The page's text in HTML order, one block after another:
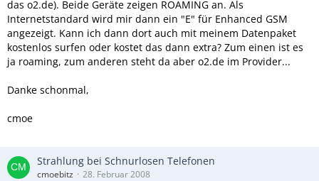
das o2.de). Beide Geräte zeigen ROAMING an. Als
Internetstandard wird mir dann ein "E" für Enhanced GSM
angezeigt. Kann ich dann dort auch mit meinem Datenpaket
kostenlos surfen oder kostet das dann extra? Zum einen ist es
ja roaming, zum anderen steht da aber o2.de im Provider...
Danke schonmal,
cmoe
Strahlung bei Schnurlosen Telefonen
cmoebitz 28. Februar 2008